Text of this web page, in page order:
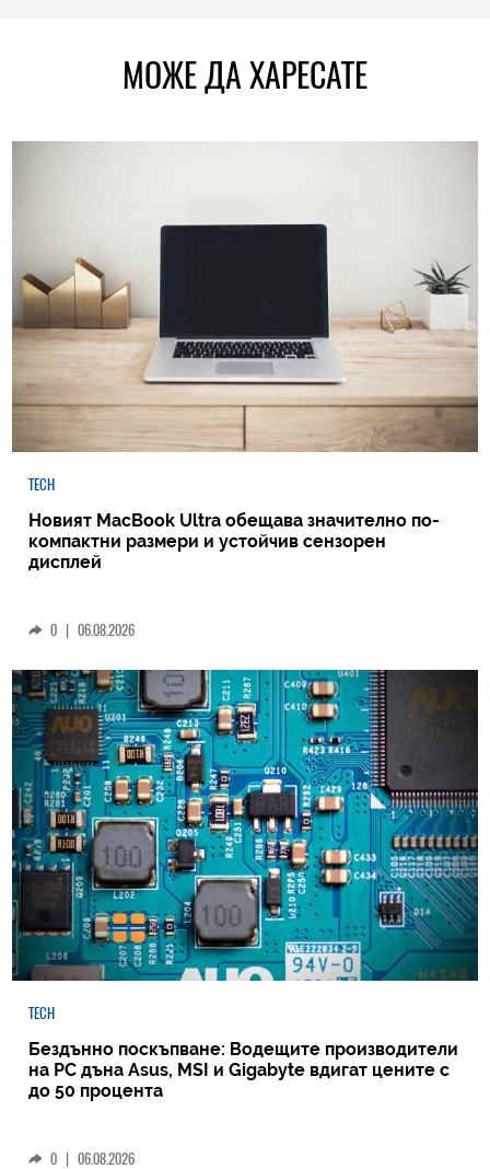
МОЖЕ ДА ХАРЕСАТЕ
TECH
Новият MacBook Ultra обещава значително по-
компактни размери и устойчив сензорен
дисплей
0 | 06.08.2026
TECH
Бездънно поскъпване: Водещите производители
на РС дъна Asus, MSI и Gigabyte вдигат цените с
до 50 процента
0 | 06.08.2026